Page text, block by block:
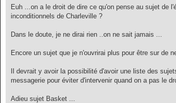
Euh ...on a le droit de dire ce qu'on pense au sujet de
inconditionnels de Charleville ?
Dans le doute, je ne dirai rien ..on ne sait jamais ...
Encore un sujet que je n'ouvrirai plus pour être sur de
Il devrait y avoir la possibilité d'avoir une liste des
messagerie pour éviter d'intervenir quand on a pas le
Adieu sujet Basket ...